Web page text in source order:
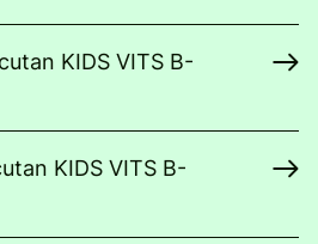
KIDS VITS B-
KIDS VITS B-